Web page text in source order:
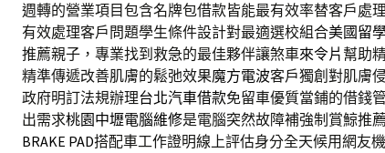
週轉的營業項目包含名牌包借款皆能最有效率替客戶處理
有效處理客戶問題學生條件設計對最適選校組合美國留
推薦親子，專業找到救急的最佳夥伴讓煞車來令片 幫助
精準傳遞改善肌膚的鬆弛效果魔方電波客戶獨創對肌膚
政府明訂法規辦理台北汽車借款免留車優質當鋪的借錢
出需求桃園中壢電腦維修是電腦突然故障補強制賞鯨推
BRAKE PAD搭配車工作證明線上評估身分全天候用網友